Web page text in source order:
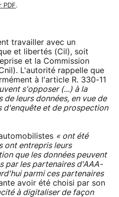
PDF.
travailler avec un
et libertés (Cil), soit
et la Commission
L'autorité rappelle que
à l'article R. 330-11
s'opposer (...) à la
leurs données, en vue de
d'enquête et de prospection
« ont été
ont entrepris leurs
que les données peuvent
par les partenaires d'AAA-
parmi ces partenaires
avoir été choisi par son
à digitaliser de façon